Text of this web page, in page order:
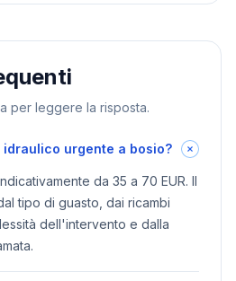
per leggere la risposta.
idraulico urgente a bosio?
da 35 a 70 EUR. Il
tipo di guasto, dai ricambi
dell'intervento e dalla